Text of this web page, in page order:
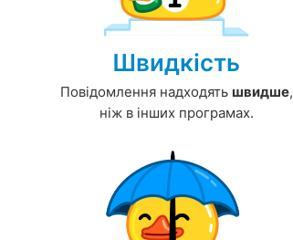
Швидкість
Повідомлення надходять швидше,
ніж в інших програмах.